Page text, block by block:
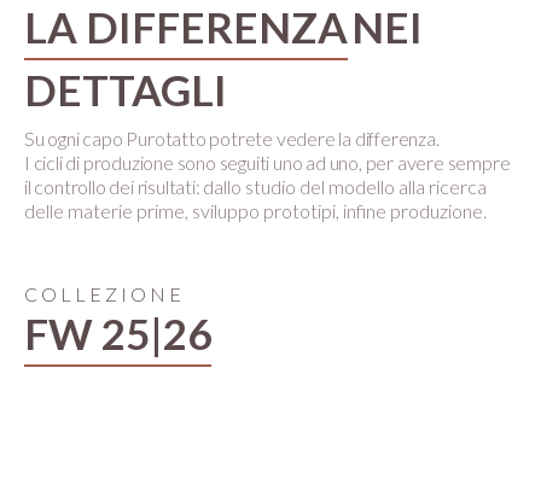
LA DIFFERENZANEI
DETTAGLI
Su ogni capo Purotatto potrete vedere la differenza.
I cicli di produzione sono seguiti uno ad uno, per avere sempre
il controllo dei risultati: dallo studio del modello alla ricerca
delle materie prime, sviluppo prototipi, infine produzione.
COLLEZIONE
FW 25|26